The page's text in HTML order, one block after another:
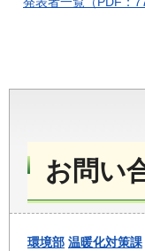
お問い
環境部 温暖化対策課